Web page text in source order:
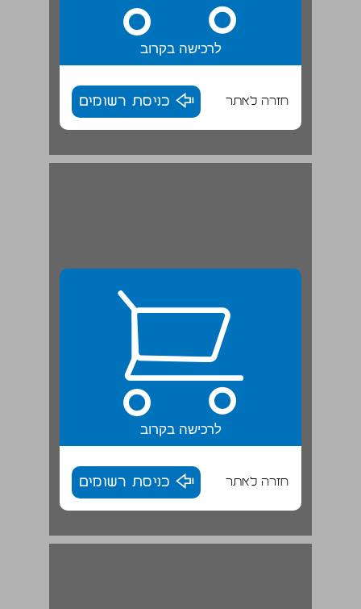
לרכישה בקרוב
חזרה לאתר כניסת רשומים
משׂחקים בצבע | שׂיחה ... 8
לרכישה בקרוב
חזרה לאתר כניסת רשומים
באיזו צורה? | בעיה בגיאומטרייה ... 9